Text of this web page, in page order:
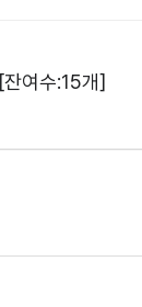
[잔여수:15개]